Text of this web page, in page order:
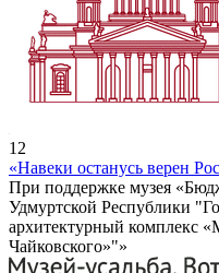
12
«Навеки останусь верен
При поддержке музея
Удмуртской Республики
архитектурный комплекс
Чайковского»"»